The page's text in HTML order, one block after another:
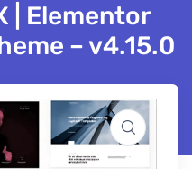
| Elementor
– v4.15.0